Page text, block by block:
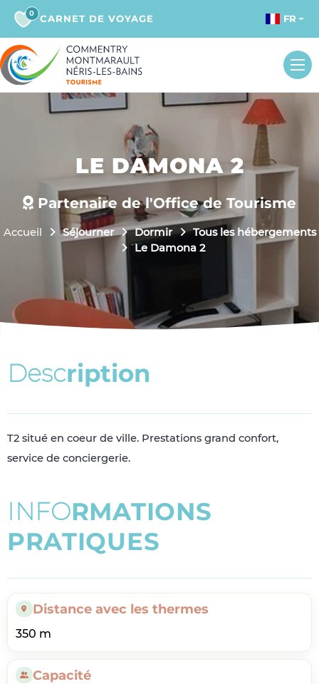
0 CARNET DE VOYAGE FR
LE DAMONA 2
Partenaire de l'Office de Tourisme
Accueil Séjourner Dormir
Tous les hébergements
Le Damona 2
Description
T2 situé en coeur de ville. Prestations grand confort,
service de conciergerie.
INFORMATIONS
PRATIQUES
Distance avec les thermes
350 m
Capacité